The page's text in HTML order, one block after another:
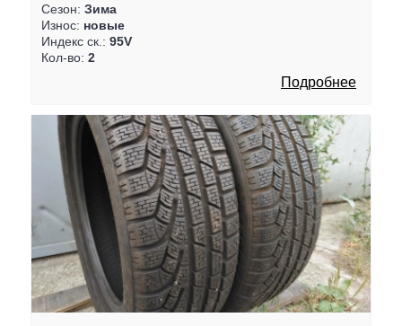
Сезон: Зима
Износ: новые
Индекс ск.: 95V
Кол-во: 2
Подробнее